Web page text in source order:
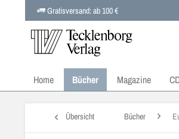
Gratisversand: ab 100 €
Home Bücher Magazine
Übersicht Bücher